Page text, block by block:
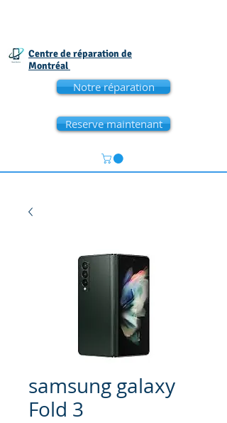
Centre de réparation de
Montréal
Notre réparation
Reserve maintenant
samsung galaxy
Fold 3